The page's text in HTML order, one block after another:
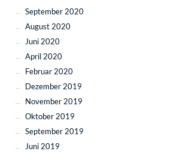
September 2020
August 2020
Juni 2020
April 2020
Februar 2020
Dezember 2019
November 2019
Oktober 2019
September 2019
Juni 2019